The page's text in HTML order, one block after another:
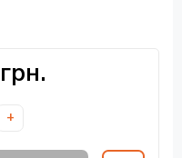
+